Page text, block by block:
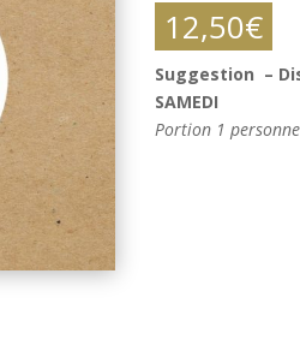
12,50€
Suggestion –
SAMEDI
Portion 1